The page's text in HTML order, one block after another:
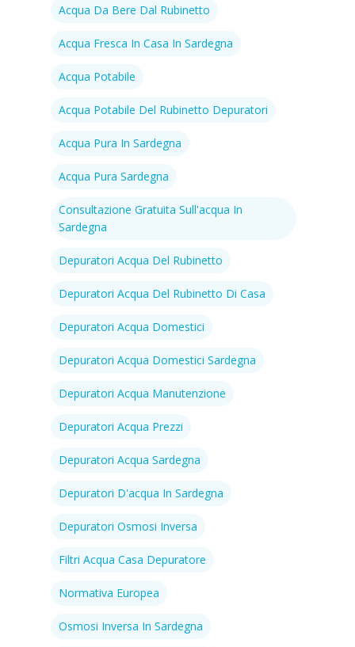
Acqua Da Bere Dal Rubinetto
Acqua Fresca In Casa In Sardegna
Acqua Potabile
Acqua Potabile Del Rubinetto Depuratori
Acqua Pura In Sardegna
Acqua Pura Sardegna
Consultazione Gratuita Sull'acqua In
Sardegna
Depuratori Acqua Del Rubinetto
Depuratori Acqua Del Rubinetto Di Casa
Depuratori Acqua Domestici
Depuratori Acqua Domestici Sardegna
Depuratori Acqua Manutenzione
Depuratori Acqua Prezzi
Depuratori Acqua Sardegna
Depuratori D'acqua In Sardegna
Depuratori Osmosi Inversa
Filtri Acqua Casa Depuratore
Normativa Europea
Osmosi Inversa In Sardegna
Home
Cosa facciamo
Prodotti
Contatti
Richiedi